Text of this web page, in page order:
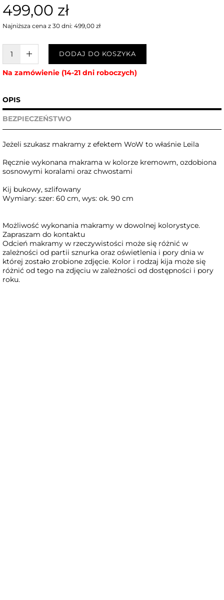
499,00 zł
Najniższa cena z 30 dni: 499,00 zł
W KOSZYKU :)DODAJ DO KOSZYKA
Na zamówienie (14-21 dni roboczych)
OPIS
BEZPIECZEŃSTWO
Jeżeli szukasz makramy z efektem WoW to właśnie Leila
Ręcznie wykonana makrama w kolorze kremowm, ozdobiona
sosnowymi koralami oraz chwostami
Kij bukowy, szlifowany
Wymiary: szer: 60 cm, wys: ok. 90 cm
Możliwość wykonania makramy w dowolnej kolorystyce.
Zapraszam do kontaktu
Odcień makramy w rzeczywistości może się różnić w
zależności od partii sznurka oraz oświetlenia i pory dnia w
której zostało zrobione zdjęcie. Kolor i rodzaj kija może się
różnić od tego na zdjęciu w zależności od dostępności i pory
roku.